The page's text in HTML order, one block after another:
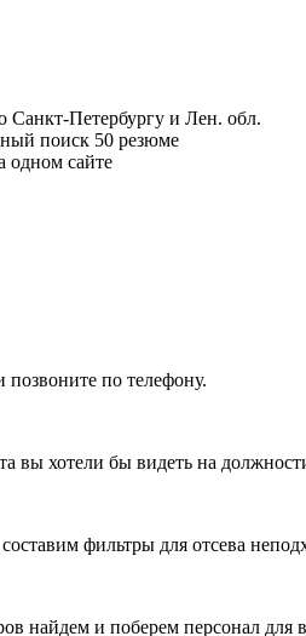
Санкт-Петербургу и Лен. обл.
поиск 50 резюме
одном сайте
позвоните по телефону.
вы хотели бы видеть на
фильтры для отсева
найдем и поберем персонал для